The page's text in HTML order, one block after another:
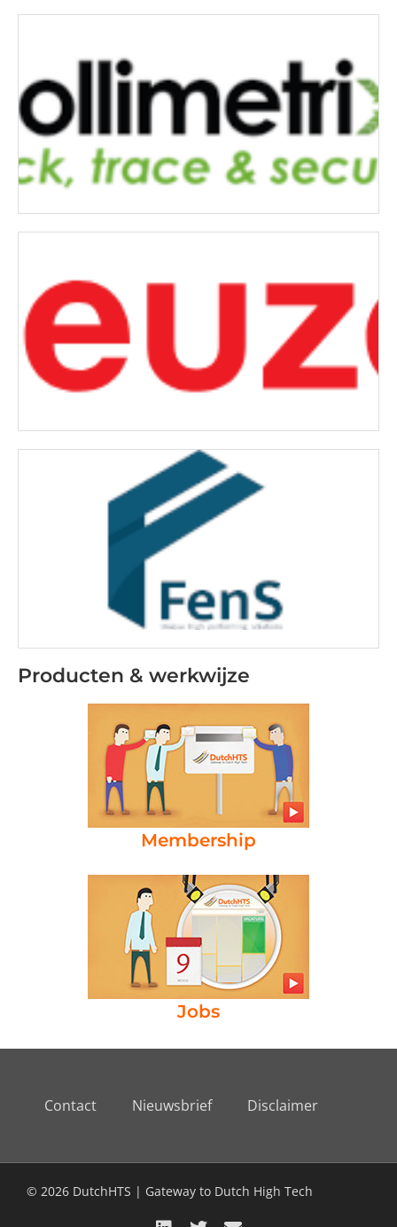
Producten & werkwijze
Membership
Jobs
Contact Nieuwsbrief Disclaimer
© 2026 DutchHTS | Gateway to Dutch High Tech